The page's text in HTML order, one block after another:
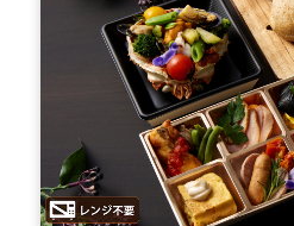
す。(※一部プラスチック製品
は製造日から3日間となります